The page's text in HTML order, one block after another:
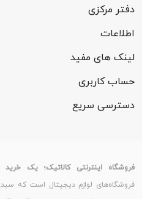
دفتر مرکزی
اطلاعات
لینک های مفید
حساب کاربری
دسترسی سریع
فروشگاه اینترنتی کالاتیک؛ یک
فروشگاه‌های لوازم دیجیتال است که سبدی